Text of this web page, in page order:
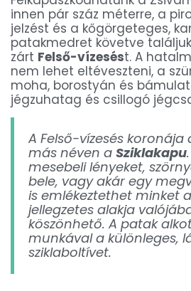
innen pár száz méterre, a
jelzést és a kőgörgeteges,
patakmedret követve
zárt Felső-vízesést. A
nem lehet eltéveszteni, a
moha, borostyán és
jégzuhatag és csillogó
A Felső-vízesés koronája
más néven a Sziklakapu
mesebeli lényeket,
bele, vagy akár egy
is emlékeztethet minket
jellegzetes alakja
köszönhető. A patak
munkával a különleges,
sziklaboltívet.